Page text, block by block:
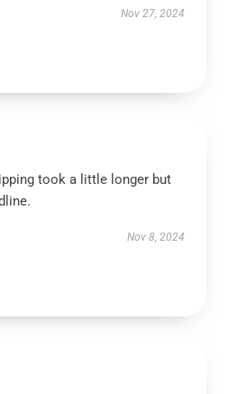
Nov 27, 2024
took a little longer but
Nov 8, 2024